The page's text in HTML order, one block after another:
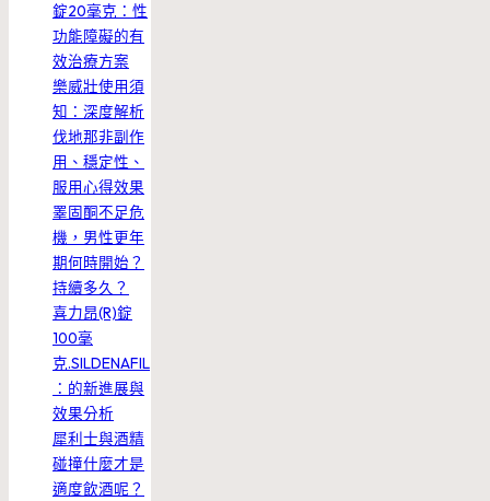
錠20毫克：性
功能障礙的有
效治療方案
樂威壯使用須
知：深度解析
伐地那非副作
用、穩定性、
服用心得效果
睪固酮不足危
機，男性更年
期何時開始？
持續多久？
喜力昂(R)錠
100毫
克.SILDENAFIL
：的新進展與
效果分析
犀利士與酒精
碰撞什麼才是
適度飲酒呢？